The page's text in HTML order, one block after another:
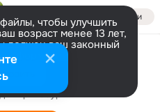
Войти
чтобы улучшить
возраст менее 13 лет,
должен ваш законный
информации
друга
Мазур